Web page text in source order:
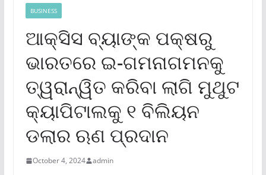
BUSINESS
ଆକ୍ସିସ ବ୍ୟାଙ୍କ ପକ୍ଷରୁ
ଭାରତରେ ଇ-ଗମନାଗମନକୁ
ତ୍ୱରାନ୍ୱିତ କରିବା ଲାଗି ମୁଥୁଟ
କ୍ୟାପିଟାଲକୁ ୧ ବିଲିୟନ
ଡଲାର ଋଣ ପ୍ରଦାନ
October 4, 2024 admin